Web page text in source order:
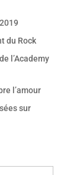
du Rock
l’Academy
l’amour
sur